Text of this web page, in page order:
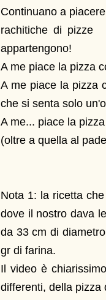
Continuano a
rachitiche di pizze
appartengono!
A me piace la pizza
A me piace la pizza
che si senta solo
A me... piace la
(oltre a quella al
Nota 1: la ricetta
dove il nostro dava
da 33 cm di
gr di farina.
Il video è
differenti, della pizza